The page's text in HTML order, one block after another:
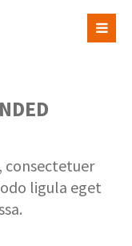
consectetuer
ligula eget